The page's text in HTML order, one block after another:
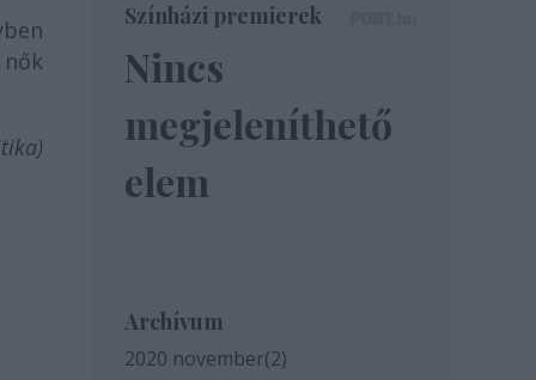
Színházi premierek
Nincs
megjeleníthető
elem
Archívum
2020 november(2)